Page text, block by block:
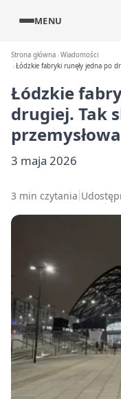
MENU
Strona główna Wiadomości
Łódzkie fabryki runęły jedna po
Łódzkie
drugiej. Tak
3 maja 2026
3 min czytania